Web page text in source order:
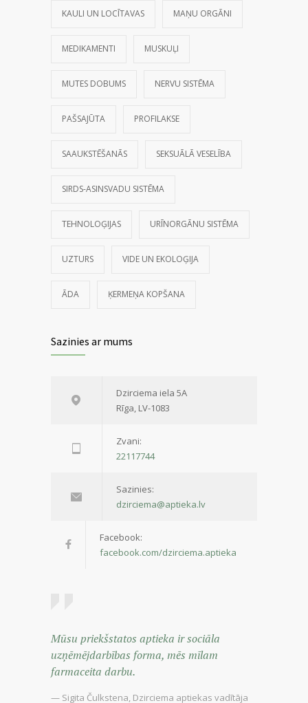
KAULI UN LOCĪTAVAS MAŅU ORGĀNI
MEDIKAMENTI MUSKUĻI
MUTES DOBUMS NERVU SISTĒMA
PAŠSAJŪTA PROFILAKSE
SAAUKSTĒŠANĀS SEKSUĀLĀ VESELĪBA
SIRDS-ASINSVADU SISTĒMA
TEHNOLOĢIJAS URĪNORGĀNU SISTĒMA
UZTURS VIDE UN EKOLOĢIJA
ĀDA ĶERMEŅA KOPŠANA
Sazinies ar mums
Dzirciema iela 5A
Rīga, LV-1083
Zvani:
22117744
Sazinies:
dzirciema@aptieka.lv
Facebook:
facebook.com/dzirciema.aptieka
Mūsu priekšstatos aptieka ir sociāla
uzņēmējdarbības forma, mēs mīlam
farmaceita darbu.
— Sigita Čulkstena, Dzirciema aptiekas vadītāja